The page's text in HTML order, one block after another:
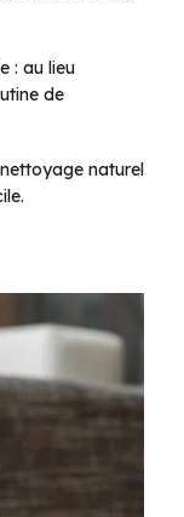
: au lieu
de
naturel